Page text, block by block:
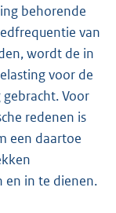
behorende
van
wordt de in
voor de
Voor
redenen is
een daartoe
en in te dienen.